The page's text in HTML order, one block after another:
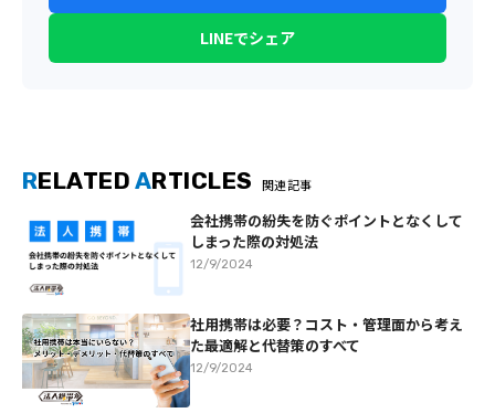
LINEでシェア
RELATED ARTICLES 関連記事
会社携帯の紛失を防ぐポイントとなくして
しまった際の対処法
12/9/2024
社用携帯は必要？コスト・管理面から考え
た最適解と代替策のすべて
12/9/2024